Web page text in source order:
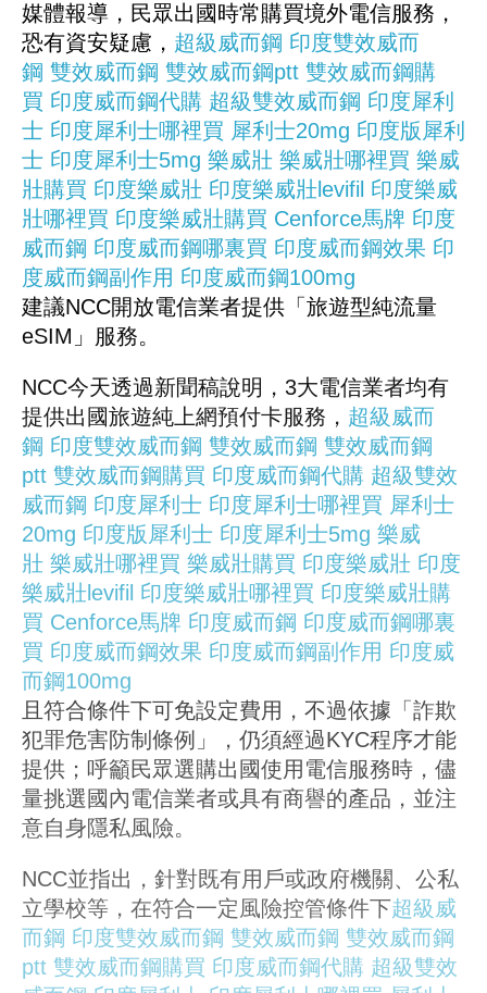
媒體報導，民眾出國時常購買境外電信服務，
恐有資安疑慮， 超級威而鋼 印度雙效威而
鋼 雙效威而鋼 雙效威而鋼ptt 雙效威而鋼購
買 印度威而鋼代購 超級雙效威而鋼 印度犀利
士 印度犀利士哪裡買 犀利士20mg 印度版犀利
士 印度犀利士5mg 樂威壯 樂威壯哪裡買 樂威
壯購買 印度樂威壯 印度樂威壯levifil 印度樂威
壯哪裡買 印度樂威壯購買 Cenforce馬牌 印度
威而鋼 印度威而鋼哪裏買 印度威而鋼效果 印
度威而鋼副作用 印度威而鋼100mg
建議NCC開放電信業者提供「旅遊型純流量
eSIM」服務。
NCC今天透過新聞稿說明，3大電信業者均有
提供出國旅遊純上網預付卡服務， 超級威而
鋼 印度雙效威而鋼 雙效威而鋼 雙效威而鋼
ptt 雙效威而鋼購買 印度威而鋼代購 超級雙效
威而鋼 印度犀利士 印度犀利士哪裡買 犀利士
20mg 印度版犀利士 印度犀利士5mg 樂威
壯 樂威壯哪裡買 樂威壯購買 印度樂威壯 印度
樂威壯levifil 印度樂威壯哪裡買 印度樂威壯購
買 Cenforce馬牌 印度威而鋼 印度威而鋼哪裏
買 印度威而鋼效果 印度威而鋼副作用 印度威
而鋼100mg
且符合條件下可免設定費用，不過依據「詐欺
犯罪危害防制條例」，仍須經過KYC程序才能
提供；呼籲民眾選購出國使用電信服務時，儘
量挑選國內電信業者或具有商譽的產品，並注
意自身隱私風險。
NCC並指出，針對既有用戶或政府機關、公私
立學校等，在符合一定風險控管條件下超級威
而鋼 印度雙效威而鋼 雙效威而鋼 雙效威而鋼
ptt 雙效威而鋼購買 印度威而鋼代購 超級雙效